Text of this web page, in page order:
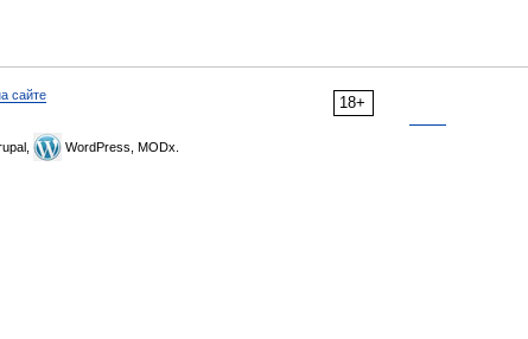
18+
сайте
WordPress, MODx.